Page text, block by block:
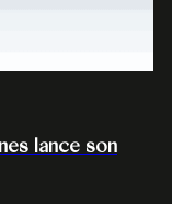
lance son